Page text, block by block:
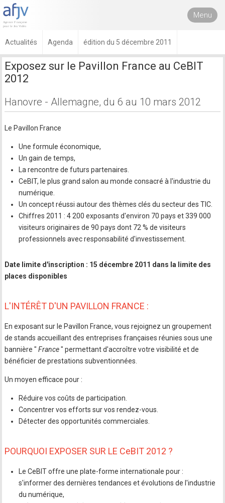
Menu
Actualités Agenda édition du 5 décembre 2011
Exposez sur le Pavillon France au CeBIT
2012
Hanovre - Allemagne, du 6 au 10 mars 2012
Le Pavillon France
Une formule économique,
Un gain de temps,
La rencontre de futurs partenaires.
CeBIT, le plus grand salon au monde consacré à l'industrie du
numérique.
Un concept réussi autour des thèmes clés du secteur des TIC.
Chiffres 2011 : 4 200 exposants d'environ 70 pays et 339 000
visiteurs originaires de 90 pays dont 72 % de visiteurs
professionnels avec responsabilité d'investissement.
Date limite d'inscription : 15 décembre 2011 dans la limite des
places disponibles
L'INTÉRÊT D'UN PAVILLON FRANCE :
En exposant sur le Pavillon France, vous rejoignez un groupement
de stands accueillant des entreprises françaises réunies sous une
bannière " France" permettant d'accroître votre visibilité et de
bénéficier de prestations subventionnées.
Un moyen efficace pour :
Réduire vos coûts de participation.
Concentrer vos efforts sur vos rendez-vous.
Détecter des opportunités commerciales.
POURQUOI EXPOSER SUR LE CeBIT 2012 ?
Le CeBIT offre une plate-forme internationale pour :
s'informer des dernières tendances et évolutions de l'industrie
du numérique,